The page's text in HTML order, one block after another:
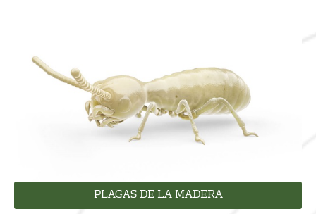
PLAGAS DE LA MADERA